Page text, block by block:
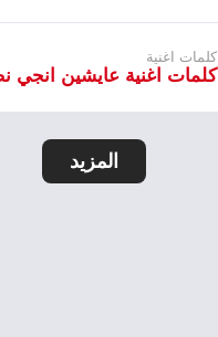
كلمات اغنية
كلمات اغنية عايشين انجي
المزيد